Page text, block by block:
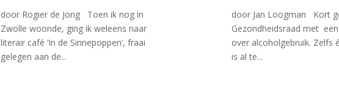
door Rogier de Jong Toen ik nog in
Zwolle woonde, ging ik weleens naar
literair café ‘In de Sinnepoppen’, fraai
gelegen aan de...
door Jan Loogman Kort
Gezondheidsraad met
over alcoholgebruik. Zelfs
is al te...